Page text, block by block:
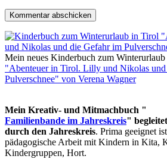
Mein neues Kinderbuch zum
"Abenteuer in Tirol. Lilly und Nikolas
Pulverschnee" von Verena Wagner
Mein Kreativ- und Mitmachbuch "
Familienbande im Jahreskreis"
durch den Jahreskreis. Prima geeignet
pädagogische Arbeit mit Kindern in Kita,
Kindergruppen, Hort.